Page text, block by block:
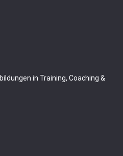
in Training, Coaching &